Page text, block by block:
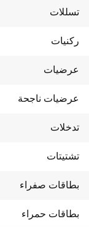
تسللات
ركنيات
عرضيات
عرضيات ناجحة
تدخلات
تشتيتات
بطاقات صفراء
بطاقات حمراء